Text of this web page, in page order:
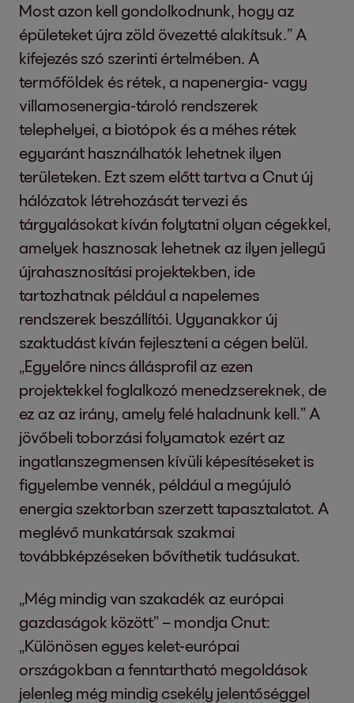
Most azon kell gondolkodnunk, hogy az
épületeket újra zöld övezetté alakítsuk.” A
kifejezés szó szerinti értelmében. A
termőföldek és rétek, a napenergia- vagy
villamosenergia-tároló rendszerek
telephelyei, a biotópok és a méhes rétek
egyaránt használhatók lehetnek ilyen
területeken. Ezt szem előtt tartva a Cnut új
hálózatok létrehozását tervezi és
tárgyalásokat kíván folytatni olyan cégekkel,
amelyek hasznosak lehetnek az ilyen jellegű
újrahasznosítási projektekben, ide
tartozhatnak például a napelemes
rendszerek beszállítói. Ugyanakkor új
szaktudást kíván fejleszteni a cégen belül.
„Egyelőre nincs állásprofil az ezen
projektekkel foglalkozó menedzsereknek, de
ez az az irány, amely felé haladnunk kell.” A
jövőbeli toborzási folyamatok ezért az
ingatlanszegmensen kívüli képesítéseket is
figyelembe vennék, például a megújuló
energia szektorban szerzett tapasztalatot. A
meglévő munkatársak szakmai
továbbképzéseken bővíthetik tudásukat.
„Még mindig van szakadék az európai
gazdaságok között” – mondja Cnut:
„Különösen egyes kelet-európai
országokban a fenntartható megoldások
jelenleg még mindig csekély jelentőséggel